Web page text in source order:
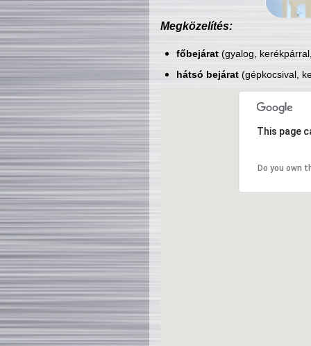
Megközelítés:
főbejárat(gyalog,
hátsó bejárat(gépkocsival,
This page
Do you own